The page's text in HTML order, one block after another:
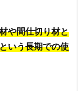
や間仕切り材と
いう長期での使